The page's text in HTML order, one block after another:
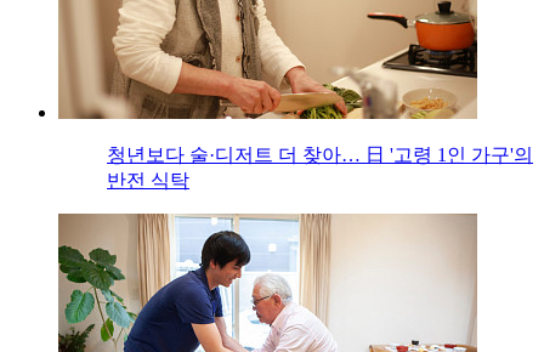
청년보다 술·디저트 더 찾아… 日 '고령 1인 가구'의
반전 식탁